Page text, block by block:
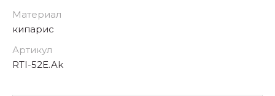
Материал
кипарис
Артикул
RTI-52E.Ak